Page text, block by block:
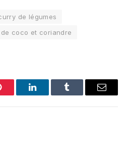
de légumes
coco et coriandre
LinkedInTumblr Email